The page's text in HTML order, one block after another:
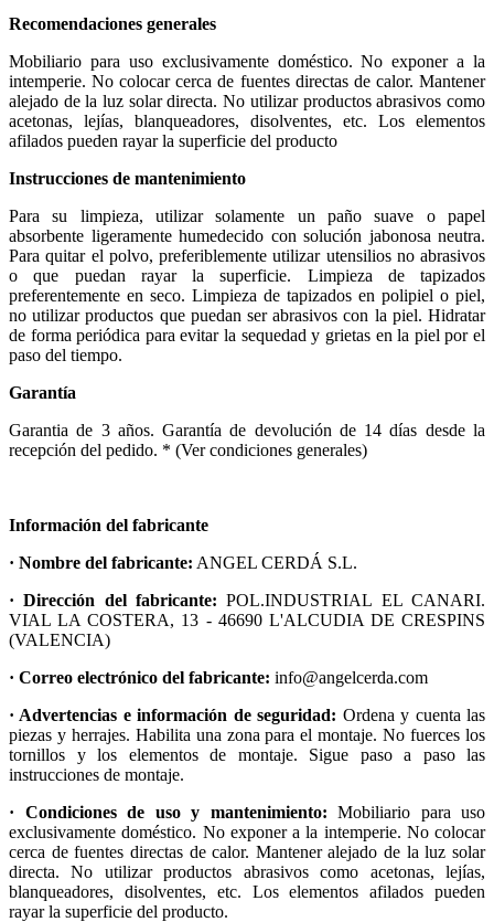
Recomendaciones generales
Mobiliario para uso exclusivamente doméstico. No exponer a la
intemperie. No colocar cerca de fuentes directas de calor. Mantener
alejado de la luz solar directa. No utilizar productos abrasivos como
acetonas, lejías, blanqueadores, disolventes, etc. Los elementos
afilados pueden rayar la superficie del producto
Instrucciones de mantenimiento
Para su limpieza, utilizar solamente un paño suave o papel
absorbente ligeramente humedecido con solución jabonosa neutra.
Para quitar el polvo, preferiblemente utilizar utensilios no abrasivos
o que puedan rayar la superficie. Limpieza de tapizados
preferentemente en seco. Limpieza de tapizados en polipiel o piel,
no utilizar productos que puedan ser abrasivos con la piel. Hidratar
de forma periódica para evitar la sequedad y grietas en la piel por el
paso del tiempo.
Garantía
Garantia de 3 años. Garantía de devolución de 14 días desde la
recepción del pedido. * (Ver condiciones generales)
Información del fabricante
· Nombre del fabricante: ANGEL CERDÁ S.L.
· Dirección del fabricante: POL.INDUSTRIAL EL CANARI.
VIAL LA COSTERA, 13 - 46690 L'ALCUDIA DE CRESPINS
(VALENCIA)
· Correo electrónico del fabricante: info@angelcerda.com
· Advertencias e información de seguridad: Ordena y cuenta las
piezas y herrajes. Habilita una zona para el montaje. No fuerces los
tornillos y los elementos de montaje. Sigue paso a paso las
instrucciones de montaje.
· Condiciones de uso y mantenimiento: Mobiliario para uso
exclusivamente doméstico. No exponer a la intemperie. No colocar
cerca de fuentes directas de calor. Mantener alejado de la luz solar
directa. No utilizar productos abrasivos como acetonas, lejías,
blanqueadores, disolventes, etc. Los elementos afilados pueden
rayar la superficie del producto.